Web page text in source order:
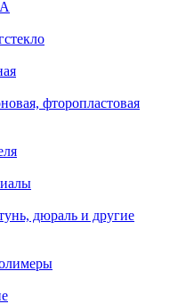
фторопластовая
дюраль и другие